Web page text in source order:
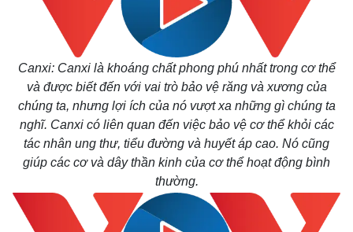
Bất động sản
Khởi nghiệp
Thị trường
Giá vàng
Tiêu dùng
Canxi: Canxi là khoáng chất phong phú nhất trong cơ thể
và được biết đến với vai trò bảo vệ răng và xương của
chúng ta, nhưng lợi ích của nó vượt xa những gì chúng ta
nghĩ. Canxi có liên quan đến việc bảo vệ cơ thể khỏi các
tác nhân ung thư, tiểu đường và huyết áp cao. Nó cũng
giúp các cơ và dây thần kinh của cơ thể hoạt động bình
thường.